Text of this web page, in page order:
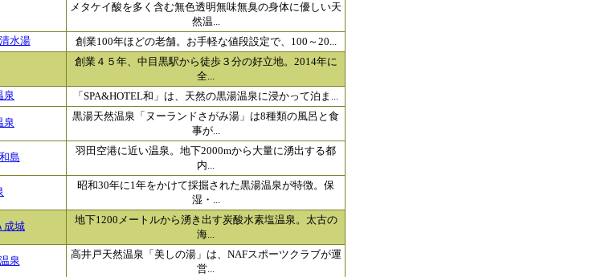
メタケイ酸を多く含む無色透明無味無臭の身体に優しい天
然温...
水湯 創業100年ほどの老舗。お手軽な値段設定で、100～20...
創業４５年、中目黒駅から徒歩３分の好立地。2014年に
全...
泉 「SPA&HOTEL和」は、天然の黒湯温泉に浸かって泊ま...
泉
黒湯天然温泉「ヌーランドさがみ湯」は8種類の風呂と食
事が...
島
羽田空港に近い温泉。地下2000mから大量に湧出する都
内...
昭和30年に1年をかけて採掘された黒湯温泉が特徴。保
湿・...
成城
地下1200メートルから湧き出す炭酸水素塩温泉。太古の
海...
泉
高井戸天然温泉「美しの湯」は、NAFスポーツクラブが運
営...